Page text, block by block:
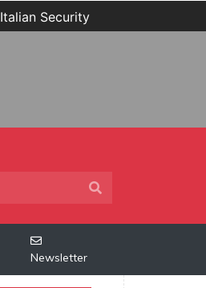
Italian Security
Newsletter